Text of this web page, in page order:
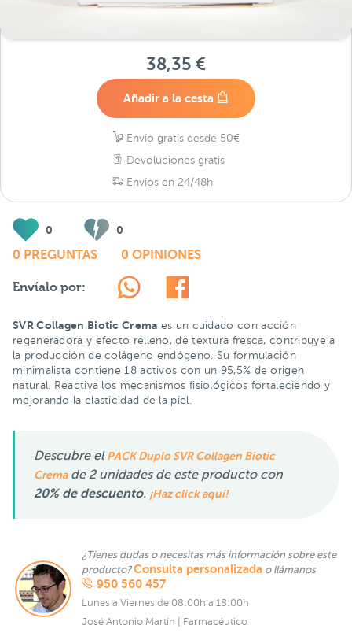
38,35 €
Añadir a la cesta
Envío gratis desde 50€
Devoluciones gratis
Envíos en 24/48h
0 0
0 PREGUNTAS 0 OPINIONES
Envíalo por:
SVR Collagen Biotic Crema es un cuidado con acción
regeneradora y efecto relleno, de textura fresca, contribuye a
la producción de colágeno endógeno. Su formulación
minimalista contiene 18 activos con un 95,5% de origen
natural. Reactiva los mecanismos fisiológicos fortaleciendo y
mejorando la elasticidad de la piel.
Descubre elPACK Duplo SVR Collagen Biotic
Cremade 2 unidades de este producto con
20% de descuento. ¡Haz click aquí!
¿Tienes dudas o necesitas más información sobre este
producto?Consulta personalizada o llámanos
950 560 457
Lunes a Viernes de 08:00h a 18:00h
José Antonio Martín | Farmacéutico